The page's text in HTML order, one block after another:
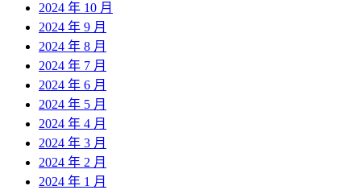
2024 年 10 月
2024 年 9 月
2024 年 8 月
2024 年 7 月
2024 年 6 月
2024 年 5 月
2024 年 4 月
2024 年 3 月
2024 年 2 月
2024 年 1 月